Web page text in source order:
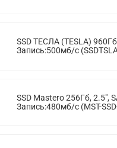
SSD ТЕСЛА (TESLA)
Запись:500мб/с
SSD Mastero 256Гб, 2.5",
Запись:480мб/с (MST-